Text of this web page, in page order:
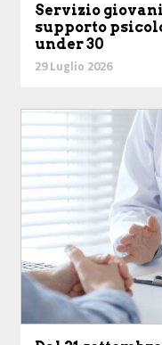
Servizio
supporto
under 30
29 Luglio 2026